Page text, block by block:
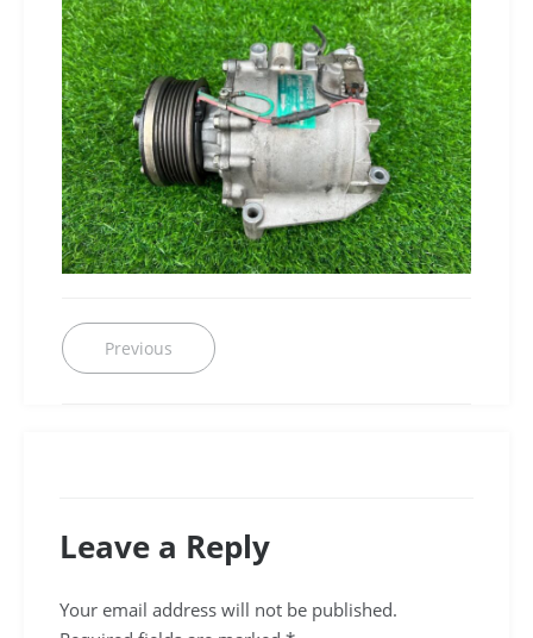
Post
navigation
Previous Previous
post:
Leave a Reply
Your email address will not be published.